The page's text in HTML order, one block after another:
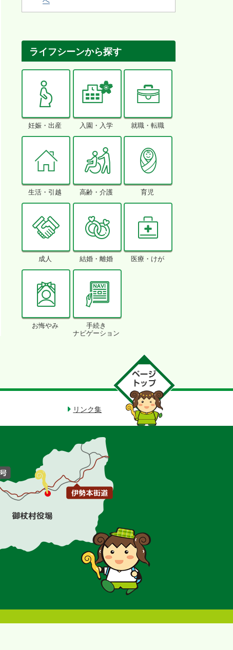
ライフシーンから探す
妊娠・出産 入園・入学 就職・転職
生活・引越 高齢・介護 育児
成人 結婚・離婚 医療・けが
お悔やみ
手続き
ナビゲーション
リンク集